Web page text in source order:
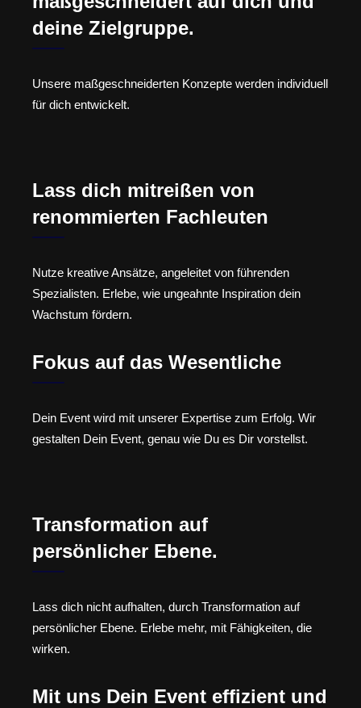
deine Zielgruppe.
Unsere maßgeschneiderten Konzepte werden individuell
für dich entwickelt.
Lass dich mitreißen von
renommierten Fachleuten
Nutze kreative Ansätze, angeleitet von führenden
Spezialisten. Erlebe, wie ungeahnte Inspiration dein
Wachstum fördern.
Fokus auf das Wesentliche
Dein Event wird mit unserer Expertise zum Erfolg. Wir
gestalten Dein Event, genau wie Du es Dir vorstellst.
Transformation auf
persönlicher Ebene.
Lass dich nicht aufhalten, durch Transformation auf
persönlicher Ebene. Erlebe mehr, mit Fähigkeiten, die
wirken.
Mit uns Dein Event effizient und